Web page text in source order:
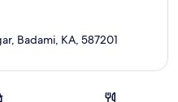
Badami, KA, 587201